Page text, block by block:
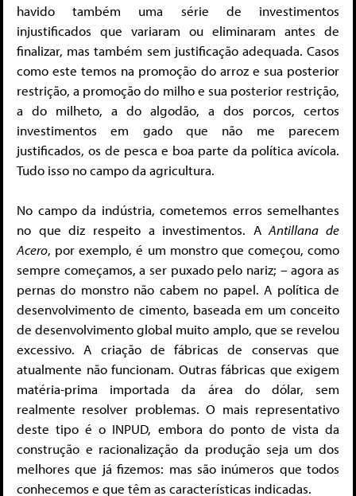
havido também uma série de investimentos
injustificados que variaram ou eliminaram antes de
finalizar, mas também sem justificação adequada. Casos
como este temos na promoção do arroz e sua posterior
restrição, a promoção do milho e sua posterior restrição,
a do milheto, a do algodão, a dos porcos, certos
investimentos em gado que não me parecem
justificados, os de pesca e boa parte da política avícola.
Tudo isso no campo da agricultura.
No campo da indústria, cometemos erros semelhantes
no que diz respeito a investimentos. AAntillana de
Acero, por exemplo, é um monstro que começou, como
sempre começamos, a ser puxado pelo nariz; – agora as
pernas do monstro não cabem no papel. A política de
desenvolvimento de cimento, baseada em um conceito
de desenvolvimento global muito amplo, que se revelou
excessivo. A criação de fábricas de conservas que
atualmente não funcionam. Outras fábricas que exigem
matéria-prima importada da área do dólar, sem
realmente resolver problemas. O mais representativo
deste tipo é o INPUD, embora do ponto de vista da
construção e racionalização da produção seja um dos
melhores que já fizemos: mas são inúmeros que todos
conhecemos e que têm as características indicadas.